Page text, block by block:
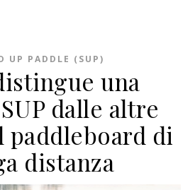
UP PADDLE (SUP)
una
dalle altre
paddleboard di
distanza